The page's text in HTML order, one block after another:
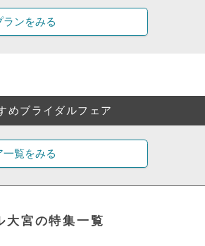
ランをみる
めブライダルフェア
一覧をみる
大宮の特集一覧